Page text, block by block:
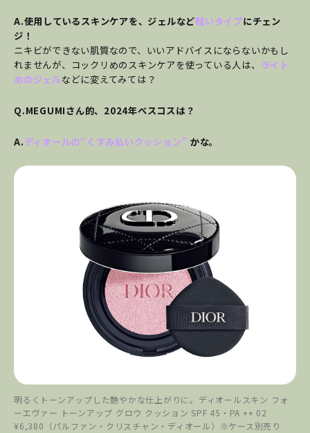
A.使用しているスキンケアを、ジェルなど軽いタイプにチェン
ジ！
ニキビができない肌質なので、いいアドバイスにならないかもし
れませんが、コックリめのスキンケアを使っている人は、 ライト
めのジェルなどに変えてみては？
Q.MEGUMIさん的、2024年ベスコスは？
A.ディオールの“くすみ払いクッション” かな。
明るくトーンアップした艶やかな仕上がりに。ディオールスキン フォ
ーエヴァー トーンアップ グロウ クッション SPF 45・PA ++ 02
¥6,380（パルファン・クリスチャン・ディオール）※ケース別売り